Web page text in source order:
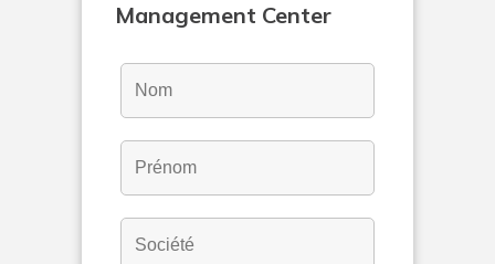
Management Center